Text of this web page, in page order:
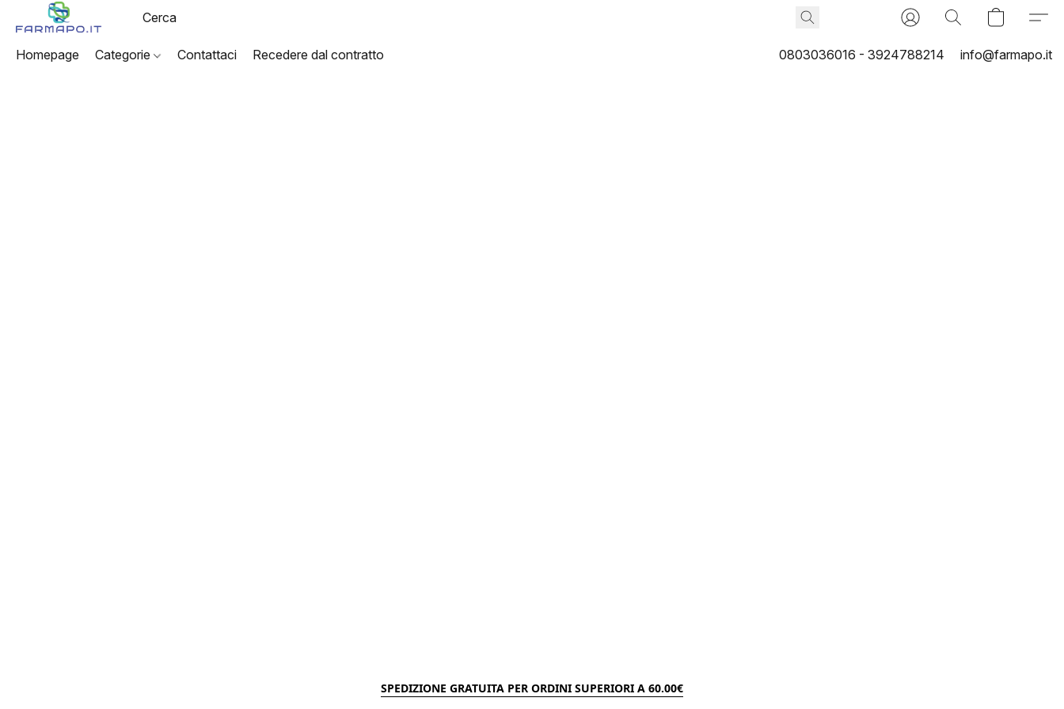
Homepage Categorie Contattaci Recedere dal contratto 0803036016 - 3924788214 info@farmapo.it
SPEDIZIONE GRATUITA PER ORDINI SUPERIORI A 60.00€